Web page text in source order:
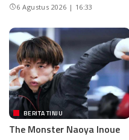
6 Agustus 2026 | 16:33
BERITA TINJU
The Monster Naoya Inoue